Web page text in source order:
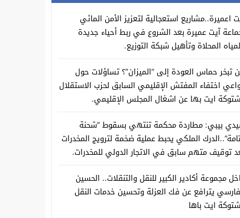
اعميرة..مشاريع استعجالية لتعزيز الأمن المائي
آيت عميرة بعد الشروع في ربط أحياء جديدة
المحلاة وتأهيل شبكة التوزيع.
تبخر حماس العودة إلى “الميزان”؟ تساؤلات حول
اختفاء المفتش الإقليمي السابق لحزب الاستقلال
ايت بها عن اشغال المجلس الإقليمي.
بيبي: مطاردة محكمة تنتهي بسقوط “شحنة
الملكي يحبط عملية ضخمة لترويج المخدرات
توقيف متهم سابق في الاتجار الدولي للمخدرات.
مجموعة أكادير الكبير للنقل والتنقلات.. الحسين
يترافع عن فك العزلة وتحسين خدمات النقل
ايت باها